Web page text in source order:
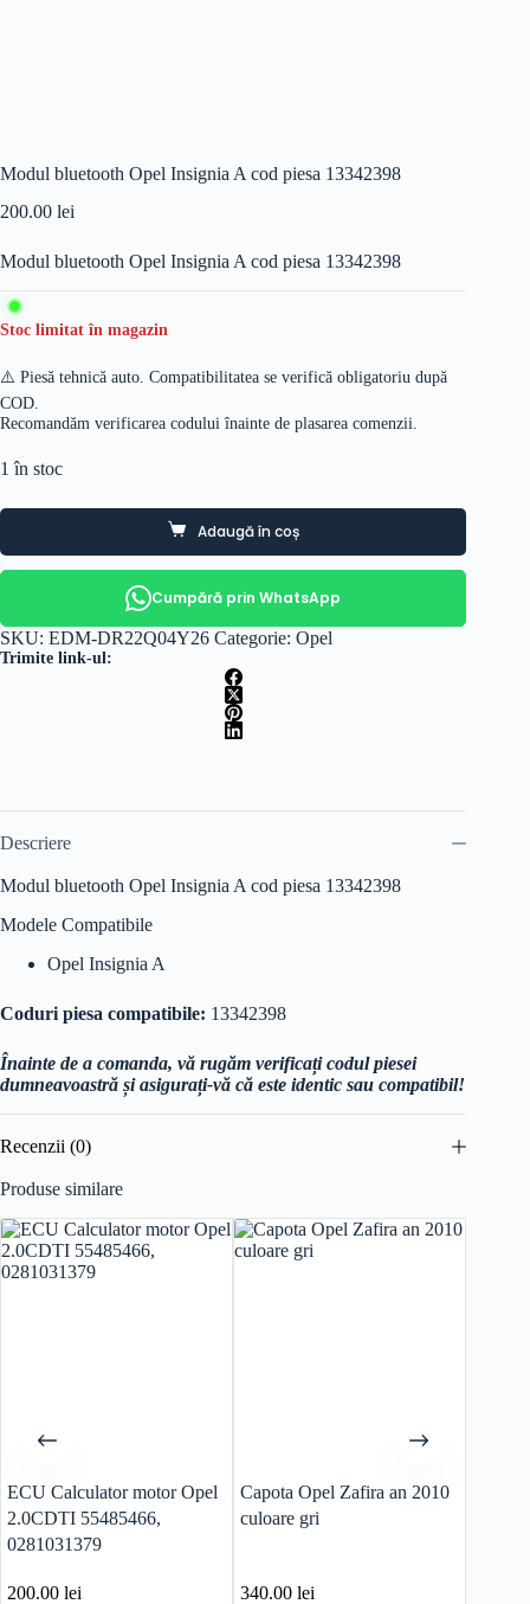
Modul bluetooth Opel Insignia A cod piesa 13342398
200.00 lei
Modul bluetooth Opel Insignia A cod piesa 13342398
Stoc limitat în magazin
⚠️ Piesă tehnică auto. Compatibilitatea se verifică obligatoriu după
COD.
Recomandăm verificarea codului înainte de plasarea comenzii.
1 în stoc
Adaugă în coș
Cumpără prin WhatsApp
SKU: EDM-DR22Q04Y26 Categorie: Opel
Trimite link-ul:
Descriere
Modul bluetooth Opel Insignia A cod piesa 13342398
Modele Compatibile
Opel Insignia A
Coduri piesa compatibile: 13342398
Înainte de a comanda, vă rugăm verificați codul piesei
dumneavoastră și asigurați-vă că este identic sau compatibil!
Recenzii (0)
Produse similare
ECU Calculator motor Opel
2.0CDTI 55485466,
0281031379
200.00 lei
Capota Opel Zafira an 2010
culoare gri
340.00lei